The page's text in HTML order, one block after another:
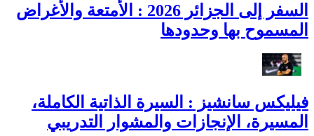
السفر إلى الجزائر 2026 : الأمتعة والأغراض
المسموح بها وحدودها
فيليكس سانشيز : السيرة الذاتية الكاملة،
المسيرة، الإنجازات والمشوار التدريبي